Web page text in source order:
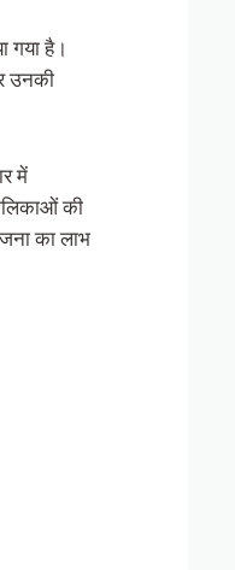
गया है।
उनकी
में
की
का लाभ